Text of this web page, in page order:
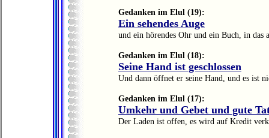
Gedanken im Elul (19):
Ein sehendes Auge
und ein hörendes Ohr und ein Buch, in das
Gedanken im Elul (18):
Seine Hand ist geschlossen
Und dann öffnet er seine Hand, und es ist
Gedanken im Elul (17):
Umkehr und Gebet und gute
Der Laden ist offen, es wird auf Kredit